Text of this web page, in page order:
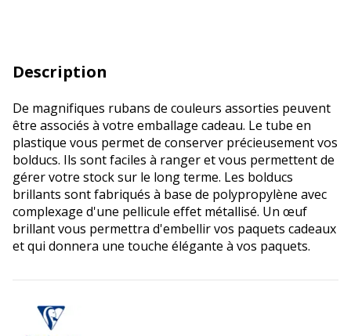
Description
De magnifiques rubans de couleurs assorties peuvent
être associés à votre emballage cadeau. Le tube en
plastique vous permet de conserver précieusement vos
bolducs. Ils sont faciles à ranger et vous permettent de
gérer votre stock sur le long terme. Les bolducs
brillants sont fabriqués à base de polypropylène avec
complexage d'une pellicule effet métallisé. Un œuf
brillant vous permettra d'embellir vos paquets cadeaux
et qui donnera une touche élégante à vos paquets.